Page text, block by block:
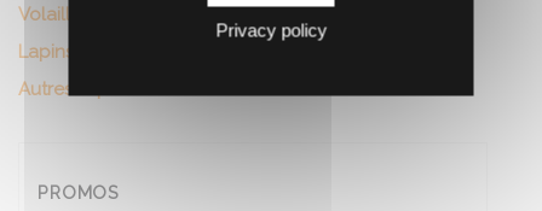
Volailles
Lapins
Autres especes
PROMOS
Privacy policy